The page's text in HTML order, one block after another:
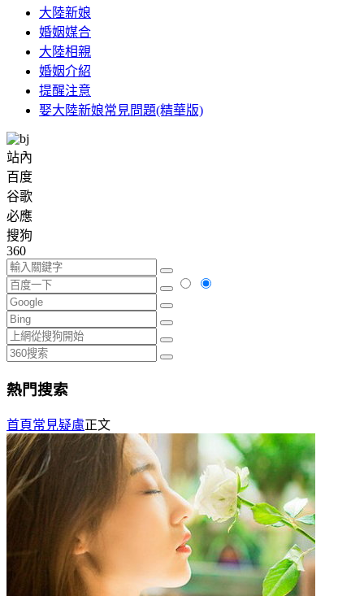
大陸新娘
婚姻媒合
大陸相親
婚姻介紹
提醒注意
娶大陸新娘常見問題(精華版)
站內
百度
谷歌
必應
搜狗
360
熱門搜索
首頁常見疑慮正文